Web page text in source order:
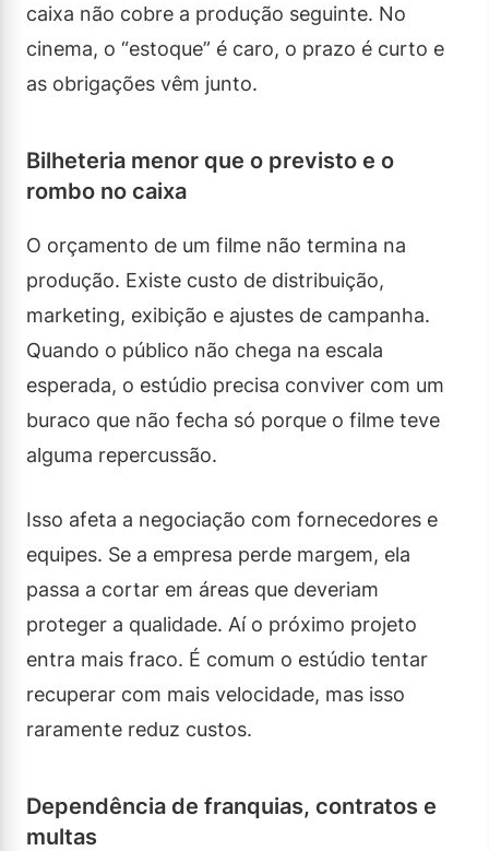
caixa não cobre a produção seguinte. No
cinema, o “estoque” é caro, o prazo é curto e
as obrigações vêm junto.
Bilheteria menor que o previsto e o
rombo no caixa
O orçamento de um filme não termina na
produção. Existe custo de distribuição,
marketing, exibição e ajustes de campanha.
Quando o público não chega na escala
esperada, o estúdio precisa conviver com um
buraco que não fecha só porque o filme teve
alguma repercussão.
Isso afeta a negociação com fornecedores e
equipes. Se a empresa perde margem, ela
passa a cortar em áreas que deveriam
proteger a qualidade. Aí o próximo projeto
entra mais fraco. É comum o estúdio tentar
recuperar com mais velocidade, mas isso
raramente reduz custos.
Dependência de franquias, contratos e
multas